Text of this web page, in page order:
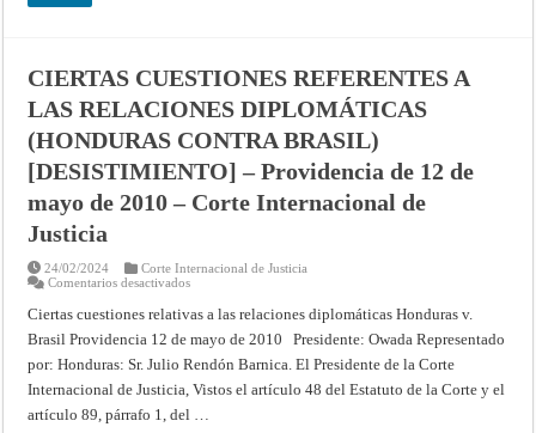
de
2010
–
Corte
Internacional
de
Justicia
CIERTAS CUESTIONES REFERENTES A
LAS RELACIONES DIPLOMÁTICAS
(HONDURAS CONTRA BRASIL)
[DESISTIMIENTO] – Providencia de 12 de
mayo de 2010 – Corte Internacional de
Justicia
24/02/2024
Corte Internacional de Justicia
Comentarios desactivadosen
CUESTIONES
REFERENTES
A
LAS
RELACIONES
DIPLOMÁTICAS
(HONDURAS
BRASIL)
Ciertas cuestiones relativas a las relaciones diplomáticas Honduras v.
Brasil Providencia 12 de mayo de 2010 Presidente: Owada Representado
por: Honduras: Sr. Julio Rendón Barnica. El Presidente de la Corte
Internacional de Justicia, Vistos el artículo 48 del Estatuto de la Corte y el
artículo 89, párrafo 1, del …